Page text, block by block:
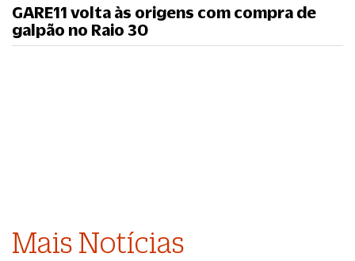
GARE11 volta às origens com compra de
galpão no Raio 30
Mais Notícias